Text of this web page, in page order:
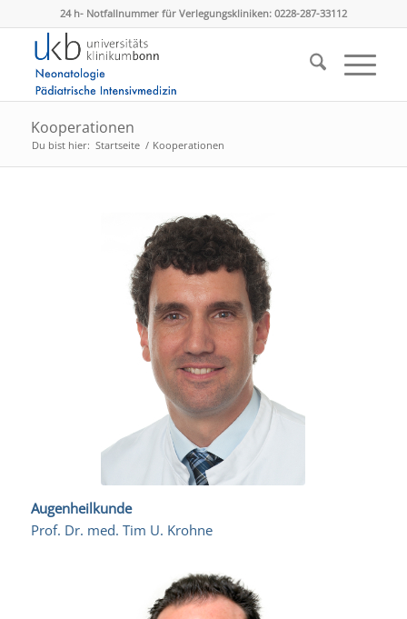
24 h- Notfallnummer für Verlegungskliniken: 0228-287-33112
Kooperationen
Du bist hier: Startseite / Kooperationen
Augenheilkunde
Prof. Dr. med. Tim U. Krohne